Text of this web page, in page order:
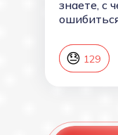
знаете, с
130
😓 129